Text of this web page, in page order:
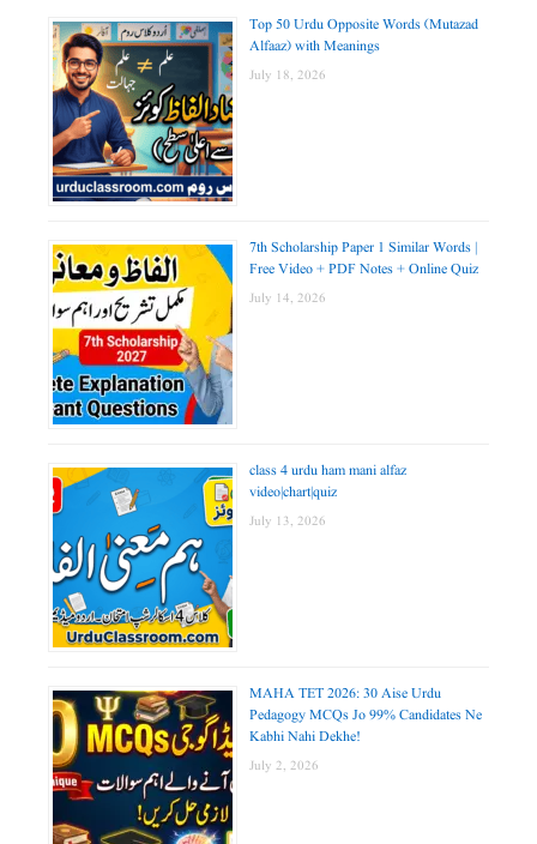
Top 50 Urdu Opposite Words (Mutazad
Alfaaz) with Meanings
July 18, 2026
7th Scholarship Paper 1 Similar Words |
Free Video + PDF Notes + Online Quiz
July 14, 2026
class 4 urdu ham mani alfaz
video|chart|quiz
July 13, 2026
MAHA TET 2026: 30 Aise Urdu
Pedagogy MCQs Jo 99% Candidates Ne
Kabhi Nahi Dekhe!
July 2, 2026